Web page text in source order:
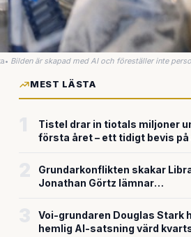
• Bilden är skapad med AI och föreställer inte
MEST LÄSTA
Tistel drar in tiotals miljoner
första året – ett tidigt bevis
försvarsteknik
Grundarkonflikten skakar
Jonathan Görtz lämnar
miljardvärderingen
Voi-grundaren Douglas Stark
hemlig AI-satsning värd